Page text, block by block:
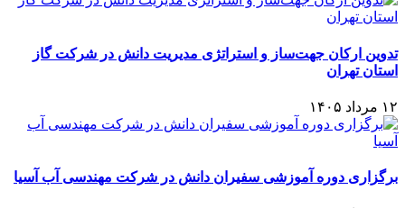
تدوین ارکان جهت‌ساز و استراتژی مدیریت دانش در شرکت گاز
استان تهران
۱۲ مرداد ۱۴۰۵
برگزاری دوره آموزشی سفیران دانش در شرکت مهندسی آب آسیا